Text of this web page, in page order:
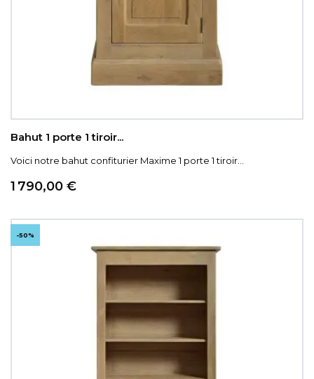
Bahut 1 porte 1 tiroir...
Voici notre bahut confiturier Maxime 1 porte 1 tiroir...
Prix
1 790,00 €
-50%